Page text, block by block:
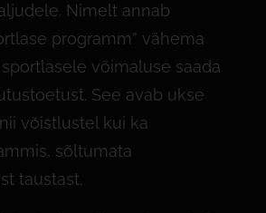
Nimelt annab
programm” vähema
võimaluse saada
See avab ukse
võistlustel kui ka
sõltumata
taustast.